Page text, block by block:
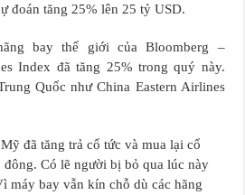
đoán tăng 25% lên 25 tỷ USD.
bay thế giới của Bloomberg –
Index đã tăng 25% trong quý này.
Quốc như China Eastern Airlines
đã tăng trả cổ tức và mua lại cổ
Có lẽ người bị bỏ qua lúc này
máy bay vẫn kín chỗ dù các hãng